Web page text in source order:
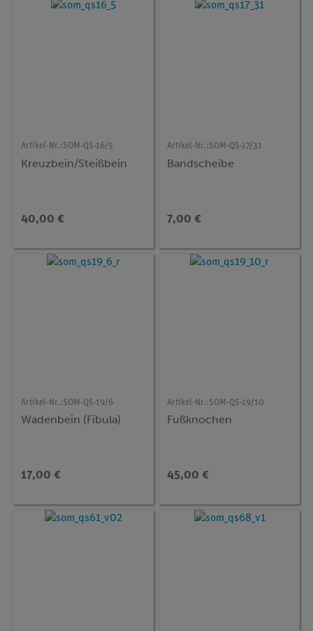
Artikel-Nr.:SOM-QS-16/5
Kreuzbein/Steißbein
40,00 €
Artikel-Nr.:SOM-QS-17/31
Bandscheibe
7,00 €
Artikel-Nr.:SOM-QS-19/6
Wadenbein (Fibula)
17,00 €
Artikel-Nr.:SOM-QS-19/10
Fußknochen
45,00 €